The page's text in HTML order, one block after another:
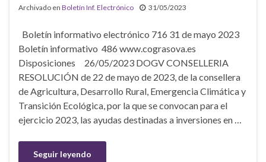
Archivado en Boletín Inf. Electrónico 31/05/2023
Boletín informativo electrónico 716 31 de mayo 2023
Boletín informativo 486 www.cograsova.es
Disposiciones 26/05/2023 DOGV CONSELLERIA
RESOLUCIÓN de 22 de mayo de 2023, de la consellera
de Agricultura, Desarrollo Rural, Emergencia Climática y
Transición Ecológica, por la que se convocan para el
ejercicio 2023, las ayudas destinadas a inversiones en …
Seguir leyendo